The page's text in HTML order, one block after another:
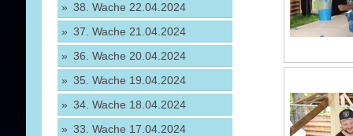
38. Wache 22.04.2024
37. Wache 21.04.2024
36. Wache 20.04.2024
35. Wache 19.04.2024
34. Wache 18.04.2024
33. Wache 17.04.2024